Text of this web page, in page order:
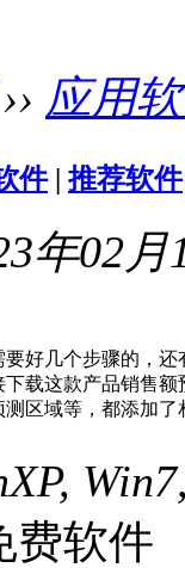
应用
件| 推荐软件
年02月
好几个步骤的，
载这款产品销售
区域等，都添加
费软